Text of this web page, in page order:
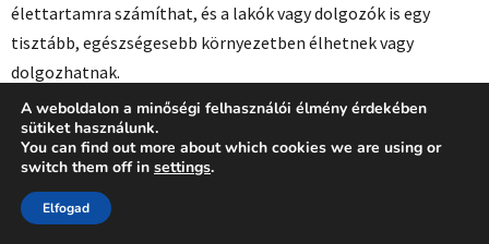
élettartamra számíthat, és a lakók vagy dolgozók is egy
tisztább, egészségesebb környezetben élhetnek vagy
dolgozhatnak.
Szőnyegtisztítás ajánló 1 A szőnyegtisztítás fontos része a
lakás vagy iroda ápolásának és tisztaságának fenntartásában.
A rendszeres szőnyegtisztítás nemcsak esztétikailag fontos,
hanem hozzájárul a szőnyeg hosszabb élettartamához és az
A weboldalon a minőségi felhasználói élmény érdekében
sütiket használunk.
You can find out more about which cookies we are using or
switch them off in settings.
Elfogad